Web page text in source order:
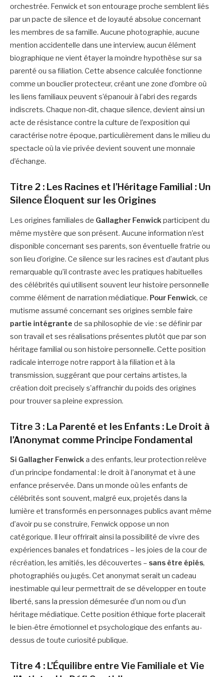
orchestrée. Fenwick et son entourage proche semblent liés
par un pacte de silence et de loyauté absolue concernant
les membres de sa famille. Aucune photographie, aucune
mention accidentelle dans une interview, aucun élément
biographique ne vient étayer la moindre hypothèse sur sa
parenté ou sa filiation. Cette absence calculée fonctionne
comme un bouclier protecteur, créant une zone d’ombre où
les liens familiaux peuvent s’épanouir à l’abri des regards
indiscrets. Chaque non-dit, chaque silence, devient ainsi un
acte de résistance contre la culture de l’exposition qui
caractérise notre époque, particulièrement dans le milieu du
spectacle où la vie privée devient souvent une monnaie
d’échange.
Titre 2 : Les Racines et l’Héritage Familial : Un
Silence Éloquent sur les Origines
Les origines familiales de Gallagher Fenwick participent du
même mystère que son présent. Aucune information n’est
disponible concernant ses parents, son éventuelle fratrie ou
son lieu d’origine. Ce silence sur les racines est d’autant plus
remarquable qu’il contraste avec les pratiques habituelles
des célébrités qui utilisent souvent leur histoire personnelle
comme élément de narration médiatique. Pour Fenwick, ce
mutisme assumé concernant ses origines semble faire
partie intégrante de sa philosophie de vie : se définir par
son travail et ses réalisations présentes plutôt que par son
héritage familial ou son histoire personnelle. Cette position
radicale interroge notre rapport à la filiation et à la
transmission, suggérant que pour certains artistes, la
création doit precisely s’affranchir du poids des origines
pour trouver sa pleine expression.
Titre 3 : La Parenté et les Enfants : Le Droit à
l’Anonymat comme Principe Fondamental
Si Gallagher Fenwicka des enfants, leur protection relève
d’un principe fondamental : le droit à l’anonymat et à une
enfance préservée. Dans un monde où les enfants de
célébrités sont souvent, malgré eux, projetés dans la
lumière et transformés en personnages publics avant même
d’avoir pu se construire, Fenwick oppose un non
catégorique. Il leur offrirait ainsi la possibilité de vivre des
expériences banales et fondatrices – les joies de la cour de
récréation, les amitiés, les découvertes – sans être épiés,
photographiés ou jugés. Cet anonymat serait un cadeau
inestimable qui leur permettrait de se développer en toute
liberté, sans la pression démesurée d’un nom ou d’un
héritage médiatique. Cette position éthique forte placerait
le bien-être émotionnel et psychologique des enfants au-
dessus de toute curiosité publique.
Titre 4 : L’Équilibre entre Vie Familiale et Vie